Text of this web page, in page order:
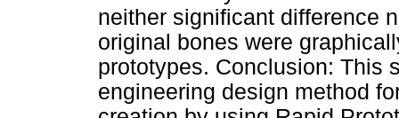
neither significant difference
original bones were
prototypes. Conclusion: This
engineering design method